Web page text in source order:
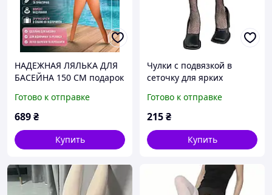
НАДЕЖНАЯ ЛЯЛЬКА ДЛЯ
БАСЕЙНА 150 СМ подарок
Готово к отправке
689₴
Купить
Чулки с подвязкой в
сеточку для ярких
элегантные,
соблазнительные
Готово к отправке
215₴
Купить